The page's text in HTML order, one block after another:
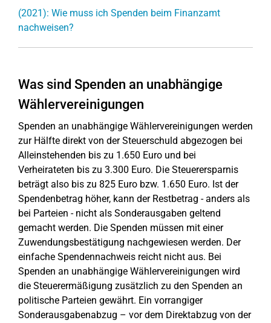
(2021): Wie muss ich Spenden beim Finanzamt
nachweisen?
Was sind Spenden an unabhängige
Wählervereinigungen
Spenden an unabhängige Wählervereinigungen werden
zur Hälfte direkt von der Steuerschuld abgezogen bei
Alleinstehenden bis zu 1.650 Euro und bei
Verheirateten bis zu 3.300 Euro. Die Steuerersparnis
beträgt also bis zu 825 Euro bzw. 1.650 Euro. Ist der
Spendenbetrag höher, kann der Restbetrag - anders als
bei Parteien - nicht als Sonderausgaben geltend
gemacht werden. Die Spenden müssen mit einer
Zuwendungsbestätigung nachgewiesen werden. Der
einfache Spendennachweis reicht nicht aus. Bei
Spenden an unabhängige Wählervereinigungen wird
die Steuerermäßigung zusätzlich zu den Spenden an
politische Parteien gewährt. Ein vorrangiger
Sonderausgabenabzug – vor dem Direktabzug von der